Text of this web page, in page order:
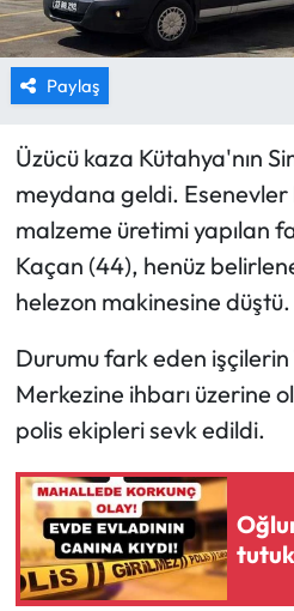
Paylaş
Üzücü kaza Kütahya'nın
meydana geldi.
malzeme üretimi yapılan
Kaçan (44), henüz
helezon makinesine düştü.
Durumu fark eden işçilerin
Merkezine ihbarı üzerine
polis ekipleri sevk edildi.
TURİZM
YAŞAM
HABER İLAN